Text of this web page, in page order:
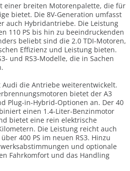
einer breiten Motorenpalette, die für
bietet. Die 8V-Generation umfasst
auch Hybridantriebe. Die Leistung
110 PS bis hin zu beeindruckenden
beliebt sind die 2.0 TDI-Motoren,
Effizienz und Leistung bieten.
und RS3-Modelle, die in Sachen
die Antriebe weiterentwickelt.
bietet der A3
Plug-in-Hybrid-Optionen an. Der 40
einen 1.4-Liter-Benzinmotor
bietet eine rein elektrische
Die Leistung reicht auch
400 PS im neuen RS3. Hinzu
und optionale
Fahrkomfort und das Handling